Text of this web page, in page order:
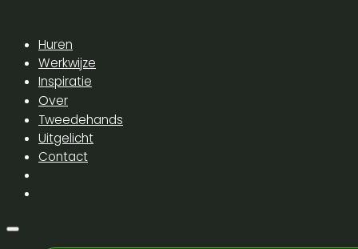
Huren
Werkwijze
Inspiratie
Over
Tweedehands
Uitgelicht
Contact